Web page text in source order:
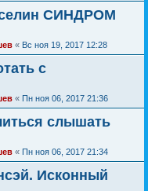
СИНДРОМ
« Вс ноя 19, 2017 12:28
с
« Пн ноя 06, 2017 21:36
слышать
« Пн ноя 06, 2017 21:34
Исконный